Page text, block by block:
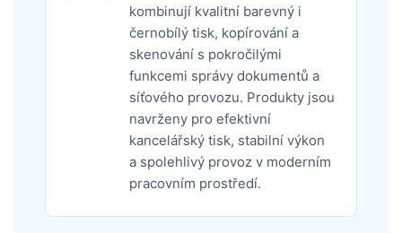
kombinují kvalitní barevný i
černobílý tisk, kopírování a
skenování s pokročilými
funkcemi správy dokumentů a
síťového provozu. Produkty jsou
navrženy pro efektivní
kancelářský tisk, stabilní výkon
a spolehlivý provoz v moderním
pracovním prostředí.